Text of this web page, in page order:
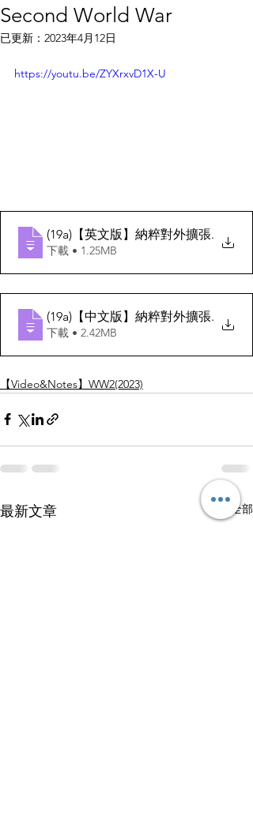
Second World War
已更新： 2023年4月12日
https://youtu.be/ZYXrxvD1X-U
(19a)【英文版】納粹對外擴張.
下載 • 1.25MB
(19a)【中文版】納粹對外擴張.
下載 • 2.42MB
【Video&Notes】WW2(2023)
最新文章 查看全部